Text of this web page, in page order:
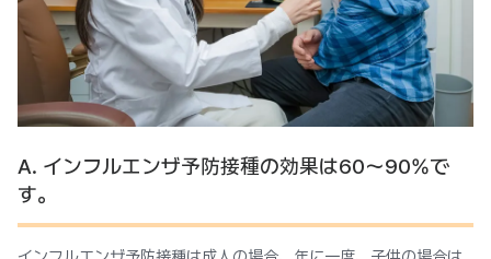
A. インフルエンザ予防接種の効果は60〜90%で
す。